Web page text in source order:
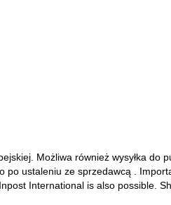
Możliwa również wysyłka do
po ustaleniu ze sprzedawcą .
International is also possible.